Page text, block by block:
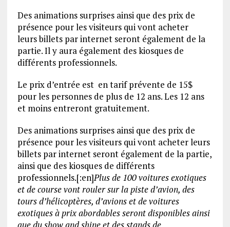
Des animations surprises ainsi que des prix de
présence pour les visiteurs qui vont acheter
leurs billets par internet seront également de la
partie. Il y aura également des kiosques de
différents professionnels.
Le prix d’entrée est en tarif prévente de 15$
pour les personnes de plus de 12 ans. Les 12 ans
et moins entreront gratuitement.
Des animations surprises ainsi que des prix de
présence pour les visiteurs qui vont acheter leurs
billets par internet seront également de la partie,
ainsi que des kiosques de différents
professionnels.[:en]Plus de 100 voitures exotiques
et de course vont rouler sur la piste d’avion, des
tours d’hélicoptères, d’avions et de voitures
exotiques à prix abordables seront disponibles ainsi